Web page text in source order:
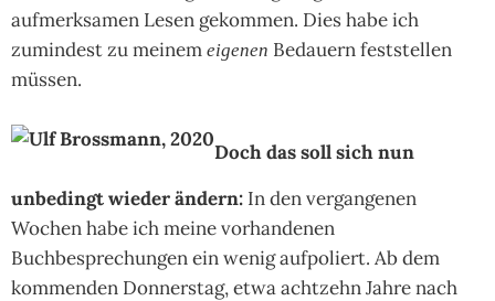
aufmerksamen Lesen gekommen. Dies habe ich
zumindest zu meinem eigenen Bedauern feststellen
müssen.
Doch das soll sich nun
unbedingt wieder ändern: In den vergangenen
Wochen habe ich meine vorhandenen
Buchbesprechungen ein wenig aufpoliert. Ab dem
kommenden Donnerstag, etwa achtzehn Jahre nach